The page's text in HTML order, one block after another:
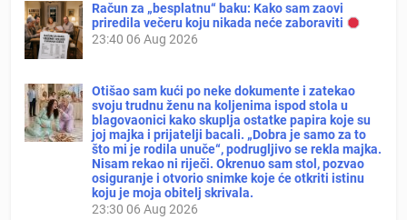
Račun za „besplatnu“ baku: Kako sam zaovi
priredila večeru koju nikada neće zaboraviti
23:40 06 Aug 2026
Otišao sam kući po neke dokumente i zatekao
svoju trudnu ženu na koljenima ispod stola u
blagovaonici kako skuplja ostatke papira koje su
joj majka i prijatelji bacali. „Dobra je samo za to
što mi je rodila unuče“, podrugljivo se rekla majka.
Nisam rekao ni riječi. Okrenuo sam stol, pozvao
osiguranje i otvorio snimke koje će otkriti istinu
koju je moja obitelj skrivala.
23:30 06 Aug 2026